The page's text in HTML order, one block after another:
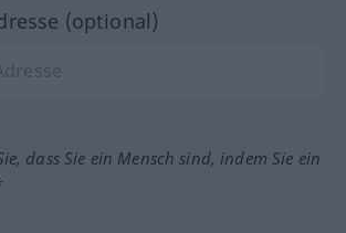
(optional)
dass Sie ein Mensch sind, indem Sie ein